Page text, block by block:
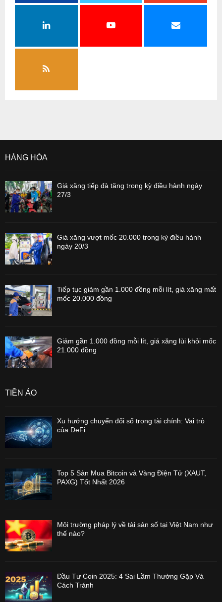
HÀNG HÓA
Giá xăng tiếp đà tăng trong kỳ điều hành ngày
27/3
Giá xăng vượt mốc 20.000 trong kỳ điều hành
ngày 20/3
Tiếp tục giảm gần 1.000 đồng mỗi lít, giá xăng mất
mốc 20.000 đồng
Giảm gần 1.000 đồng mỗi lít, giá xăng lùi khỏi mốc
21.000 đồng
TIỀN ẢO
Xu hướng chuyển đổi số trong tài chính: Vai trò
của DeFi
Top 5 Sàn Mua Bitcoin và Vàng Điện Tử (XAUT,
PAXG) Tốt Nhất 2026
Môi trường pháp lý về tài sản số tại Việt Nam như
thế nào?
Đầu Tư Coin 2025: 4 Sai Lầm Thường Gặp Và
Cách Tránh